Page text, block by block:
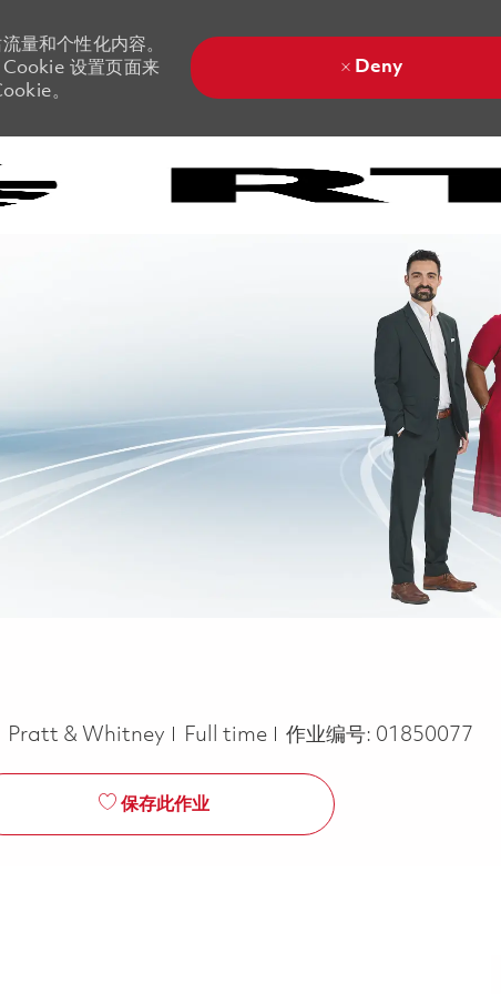
量和个性化内容。
设置页面来
。
Deny
Pratt & Whitney Job Type
Full time 作业编号: 01850077
保存此作业